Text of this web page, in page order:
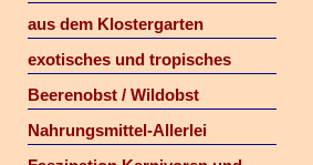
aus dem Klostergarten
exotisches und tropisches
Beerenobst / Wildobst
Nahrungsmittel-Allerlei